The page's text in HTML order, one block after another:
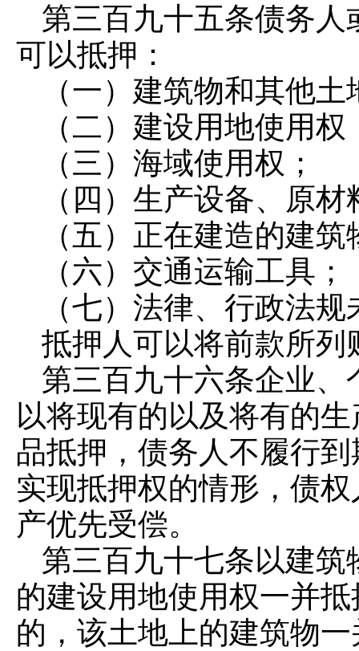
第三百九十五条债务人
可以抵押：
（一）建筑物和其他
（二）建设用地使用权
（三）海域使用权；
（四）生产设备、原
（五）正在建造的建
（六）交通运输工具；
（七）法律、行政法
抵押人可以将前款所列
第三百九十六条企业、
以将现有的以及将有的
品抵押，债务人不履行
实现抵押权的情形，债
产优先受偿。
第三百九十七条以建筑
的建设用地使用权一并
的，该土地上的建筑物